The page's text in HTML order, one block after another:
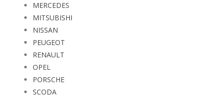
MERCEDES
MITSUBISHI
NISSAN
PEUGEOT
RENAULT
OPEL
PORSCHE
SCODA